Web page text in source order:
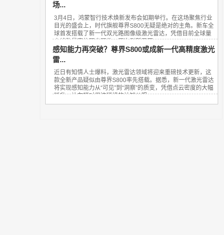
场...
3月4日，鸿蒙智行技术焕新发布会如期举行。在这场聚焦行业
目光的盛会上，时代旗舰尊界S800无疑是绝对的主角。新车全
球首发搭载了新一代双光路图像级激光雷达，凭借目前全球量
产线数最高的顶尖硬件，再次刷新了百...
感知能力再突破？尊界S800或成新一代高精度激光
雷...
近日有知情人士爆料，激光雷达领域将迎来重磅技术更新，这
款全新产品疑似由尊界S800率先搭载。据悉，新一代激光雷达
将实现感知能力从“可见”到“洞察”的质变，凭借点云密度的大幅
跃升，让车辆对周边环境的认知从粗...